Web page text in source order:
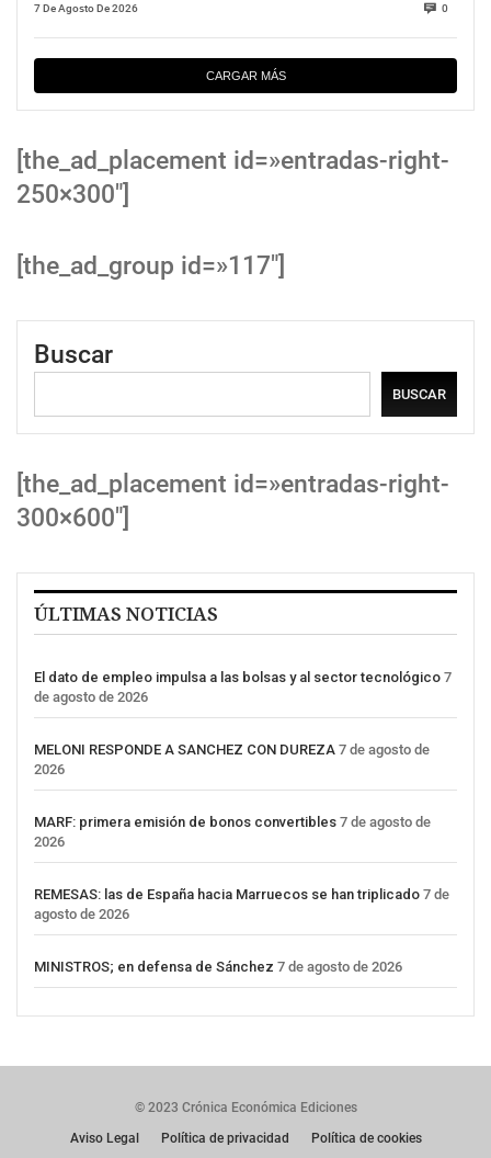
7 De Agosto De 2026 0
CARGAR MÁS
[the_ad_placement id=»entradas-right-
250×300″]
[the_ad_group id=»117″]
Buscar
BUSCAR
[the_ad_placement id=»entradas-right-
300×600″]
ÚLTIMAS NOTICIAS
El dato de empleo impulsa a las bolsas y al sector tecnológico 7
de agosto de 2026
MELONI RESPONDE A SANCHEZ CON DUREZA 7 de agosto de
2026
MARF: primera emisión de bonos convertibles 7 de agosto de
2026
REMESAS: las de España hacia Marruecos se han triplicado 7 de
agosto de 2026
MINISTROS; en defensa de Sánchez 7 de agosto de 2026
© 2023 Crónica Económica Ediciones
Aviso Legal
Política de privacidad Política de cookies